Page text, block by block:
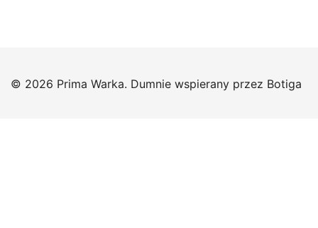
© 2026 Prima Warka. Dumnie wspierany przez Botiga